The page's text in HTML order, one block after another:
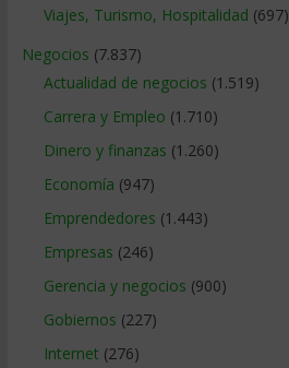
Viajes, Turismo, Hospitalidad (697)
Negocios (7.837)
Actualidad de negocios (1.519)
Carrera y Empleo (1.710)
Dinero y finanzas (1.260)
Economía (947)
Emprendedores (1.443)
Empresas (246)
Gerencia y negocios (900)
Gobiernos (227)
Internet (276)